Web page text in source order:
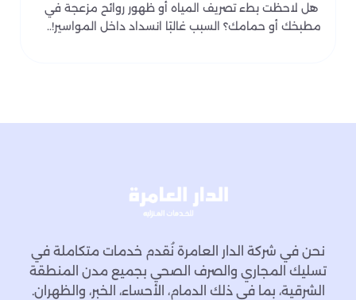
هل لاحظت بطء تصريف المياه أو ظهور روائح مزعجة في
مطبخك أو حمامك؟ السبب غالبًا انسداد داخل المواسير!..
نحن في شركة الدار العامرة نُقدم خدمات متكاملة في
تسليك المجاري والصرف الصحي بجميع مدن المنطقة
الشرقية، بما في ذلك الدمام، الأحساء، الخبر، والظهران.